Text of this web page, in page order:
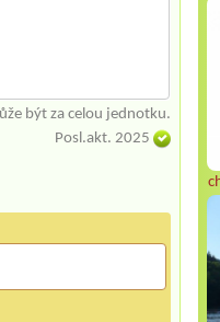
být za celou jednotku.
Posl.akt. 2025